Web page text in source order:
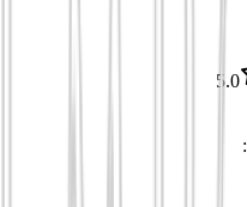
5.0
: